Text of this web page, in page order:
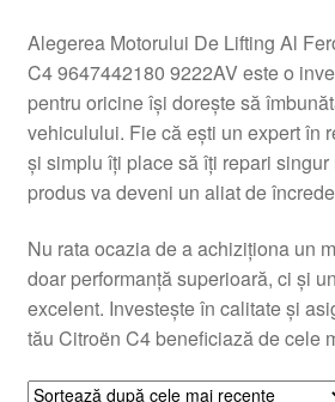
Plângere
Plățile
Politică de confidențialitate
Termeni si conditii
Alegerea Motorului De Lifting Al
C4 9647442180 9222AV este o
pentru oricine își dorește să
vehiculului. Fie că ești un expert în
și simplu îți place să îți repari singur
produs va deveni un aliat de
Nu rata ocazia de a achiziționa un
doar performanță superioară, ci și
excelent. Investește în calitate și
tău Citroën C4 beneficiază de cele